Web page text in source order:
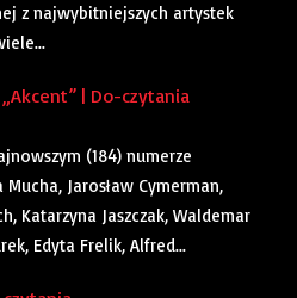
z najwybitniejszych artystek
| Do-czytania
(184) numerze
Jarosław Cymerman,
Katarzyna Jaszczak, Waldemar
Edyta Frelik, Alfred...